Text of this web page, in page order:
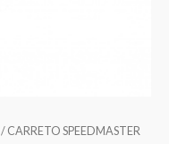
/ CARRETO SPEEDMASTER